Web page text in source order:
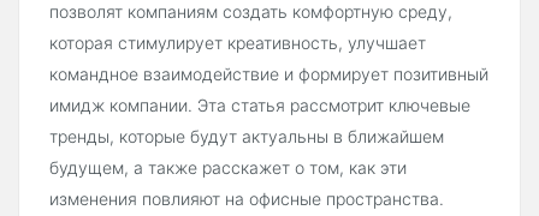
позволят компаниям создать комфортную среду,
которая стимулирует креативность, улучшает
командное взаимодействие и формирует позитивный
имидж компании. Эта статья рассмотрит ключевые
тренды, которые будут актуальны в ближайшем
будущем, а также расскажет о том, как эти
изменения повлияют на офисные пространства.